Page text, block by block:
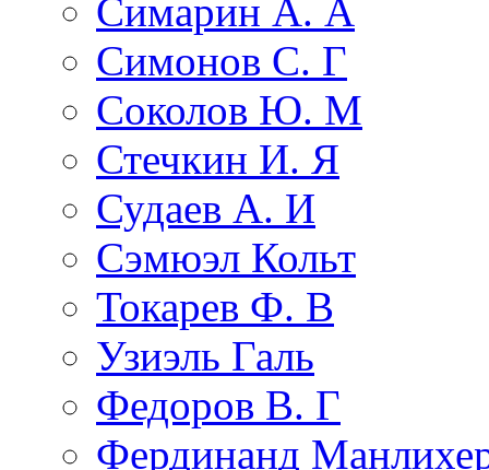
Симарин А. А
Симонов С. Г
Соколов Ю. М
Стечкин И. Я
Судаев А. И
Сэмюэл Кольт
Токарев Ф. В
Узиэль Галь
Федоров В. Г
Фердинанд